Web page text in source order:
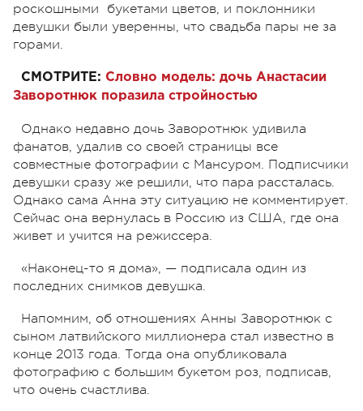
роскошными букетами цветов, и поклонники
девушки были уверенны, что свадьба пары не за
горами.
СМОТРИТЕ: Словно модель: дочь Анастасии
Заворотнюк поразила стройностью
Однако недавно дочь Заворотнюк удивила
фанатов, удалив со своей страницы все
совместные фотографии с Мансуром. Подписчики
девушки сразу же решили, что пара рассталась.
Однако сама Анна эту ситуацию не комментирует.
Сейчас она вернулась в Россию из США, где она
живет и учится на режиссера.
«Наконец-то я дома», — подписала один из
последних снимков девушка.
Напомним, об отношениях Анны Заворотнюк с
сыном латвийского миллионера стал известно в
конце 2013 года. Тогда она опубликовала
фотографию с большим букетом роз, подписав,
что очень счастлива.